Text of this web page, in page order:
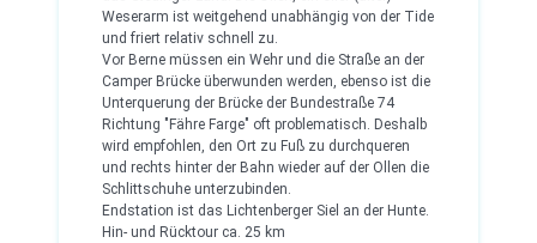
Weserarm ist weitgehend unabhängig von der Tide
und friert relativ schnell zu.
Vor Berne müssen ein Wehr und die Straße an der
Camper Brücke überwunden werden, ebenso ist die
Unterquerung der Brücke der Bundestraße 74
Richtung "Fähre Farge" oft problematisch. Deshalb
wird empfohlen, den Ort zu Fuß zu durchqueren
und rechts hinter der Bahn wieder auf der Ollen die
Schlittschuhe unterzubinden.
Endstation ist das Lichtenberger Siel an der Hunte.
Hin- und Rücktour ca. 25 km